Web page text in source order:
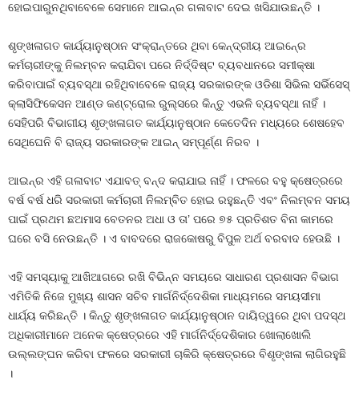
ହୋଇପାରୁନଥିବାବେଳେ ସେମାନେ ଆଇନ୍‍ର ଗଳାବାଟ ଦେଇ ଖସିଯାଉଛନ୍ତି ।
ଶୃଙ୍ଖଳାଗତ କାର୍ଯ୍ୟାନୁଷ୍ଠାନ ସଂକ୍ରାନ୍ତରେ ଥିବା କେନ୍ଦ୍ରୀୟ ଆଇନ୍‍ରେ
କର୍ମଚାରୀଙ୍କୁ ନିଲମ୍ବନ କରାଯିବା ପରେ ନିର୍ଦ୍ଦିଷ୍ଟ ବ୍ୟବଧାନରେ ସମୀକ୍ଷା
କରିବାପାଇଁ ବ୍ୟବସ୍ଥା ରହିଥିବାବେଳେ ରାଜ୍ୟ ସରକାରଙ୍କ ଓଡିଶା ସିଭିଲ ସର୍ଭିସେସ୍‍
କ୍ଲାସିଫିକେସନ ଆଣ୍ଡ କଣ୍ଟ୍ରୋଲ ରୁଲ୍ସରେ କିନ୍ତୁ ଏଭଳି ବ୍ୟବସ୍ଥା ନାହିଁ ।
ସେହିପରି ବିଭାଗୀୟ ଶୃଙ୍ଖଳାଗତ କାର୍ଯ୍ୟାନୁଷ୍ଠାନ କେତେଦିନ ମଧ୍ୟରେ ଶେଷହେବ
ସେଥିଘେନି ବି ରାଜ୍ୟ ସରକାରଙ୍କ ଆଇନ୍‍ ସମ୍ପୂର୍ଣ୍ଣ ନିରବ ।
ଆଇନ୍‍ର ଏହି ଗଳାବାଟ ଏଯାବତ୍‍ ବନ୍ଦ କରାଯାଇ ନାହିଁ । ଫଳରେ ବହୁ କ୍ଷେତ୍ରରେ
ବର୍ଷ ବର୍ଷ ଧରି ସରକାରୀ କର୍ମଚାରୀ ନିଲମ୍ବିତ ହୋଇ ରହୁଛନ୍ତି ଏବଂ ନିଲମ୍ବନ ସମୟ
ପାଇଁ ପ୍ରଥମ ଛଅମାସ ବେତନର ଅଧା ଓ ତା’ ପରେ ୭୫ ପ୍ରତିଶତ ବିନା କାମରେ
ଘରେ ବସି ନେଉଛନ୍ତି । ଏ ବାବଦରେ ରାଜକୋଷରୁ ବିପୁଳ ଅର୍ଥ ବରବାଦ ହେଉଛି ।
ଏହି ସମସ୍ୟାକୁ ଆଖିଆଗରେ ରଖି ବିଭିନ୍ନ ସମୟରେ ସାଧାରଣ ପ୍ରଶାସନ ବିଭାଗ
ଏମିତିକି ନିଜେ ମୁଖ୍ୟ ଶାସନ ସଚିବ ମାର୍ଗନିର୍ଦ୍ଦେଶିକା ମାଧ୍ୟମରେ ସମୟସୀମା
ଧାର୍ଯ୍ୟ କରିଛନ୍ତି । କିନ୍ତୁ ଶୃଙ୍ଖଳାଗତ କାର୍ଯ୍ୟାନୁଷ୍ଠାନ ଦାୟିତ୍ୱରେ ଥିବା ପଦସ୍ଥ
ଅଧିକାରୀମାନେ ଅନେକ କ୍ଷେତ୍ରରେ ଏହି ମାର୍ଗନିର୍ଦ୍ଦେଶିକାର ଖୋଲାଖୋଲି
ଉଲ୍ଲଙ୍ଘନ କରିବା ଫଳରେ ସରକାରୀ ଚାକିରି କ୍ଷେତ୍ରରେ ବିଶୃଙ୍ଖଳା ଲାଗିରହୁଛି
।